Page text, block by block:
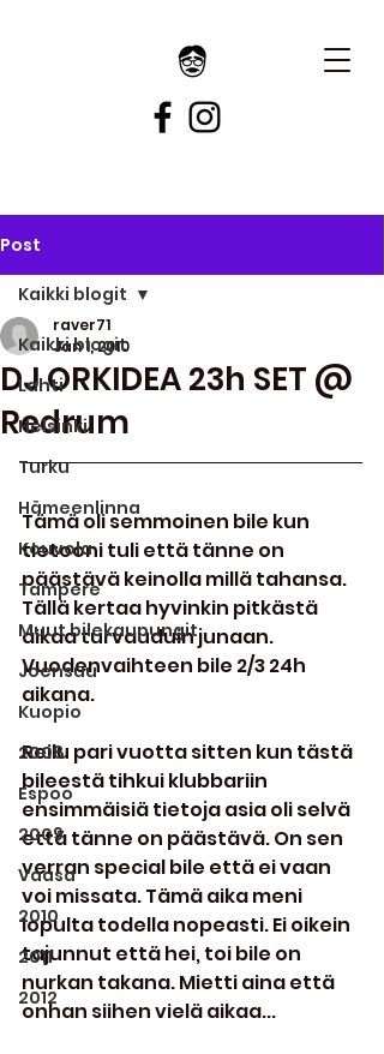
Post
Kaikki blogit
Lahti
Helsinki
Turku
Hämeenlinna
Kouvola
Tampere
Muut bilekaupungit
Joensuu
Kuopio
2008
Espoo
2009
Vaasa
2010
2011
2012
Kaikki blogit
DJ ORKIDEA 23h SET @
Redrum
raver71
Jan 1, 2010
Tämä oli semmoinen bile kun
tietooni tuli että tänne on
päästävä keinolla millä tahansa.
Tällä kertaa hyvinkin pitkästä
aikaa turvauduin junaan.
Vuodenvaihteen bile 2/3 24h
aikana.
Reilu pari vuotta sitten kun tästä
bileestä tihkui klubbariin
ensimmäisiä tietoja asia oli selvä
että tänne on päästävä. On sen
verran special bile että ei vaan
voi missata. Tämä aika meni
lopulta todella nopeasti. Ei oikein
tajunnut että hei, toi bile on
nurkan takana. Mietti aina että
onhan siihen vielä aikaa...